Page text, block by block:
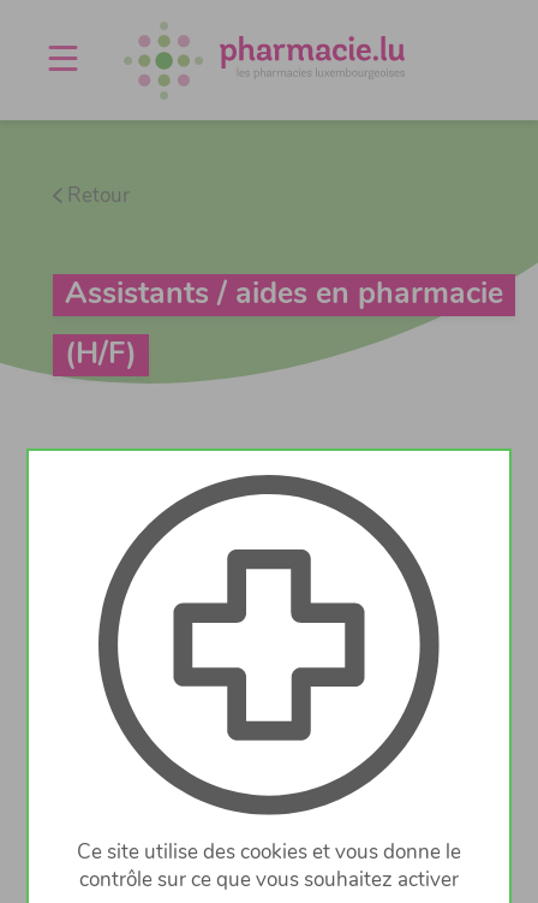
Agenda
À propos
Retour
Assistants / aides en pharmacie
(H/F)
Détail de l'offre
La pharmacie tilia à Bonnevoie souhaite
engager un(e)préparateur(trice).
Temps plein ou temps partiel.
Entrée immédiate ou à convenir.
Ce site utilise des cookies et vous donne le
contrôle sur ce que vous souhaitez activer